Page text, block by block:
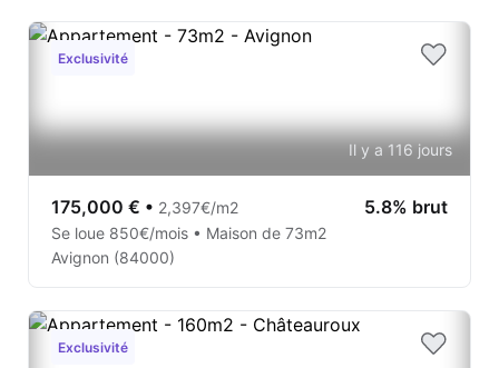
Exclusivité
Il y a 116 jours
175,000 € • 2,397€/m2 5.8% brut
Se loue 850€/mois • Maison de 73m2
Avignon (84000)
Exclusivité